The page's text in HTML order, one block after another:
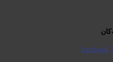
Facebook